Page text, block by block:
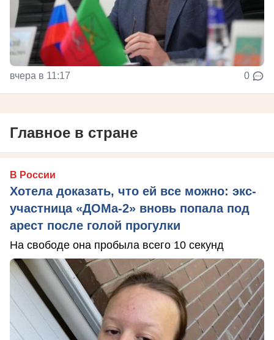
вчера в 11:17 0
Главное в стране
В России
Хотела доказать, что ей все можно: экс-
участница «ДОМа-2» вновь попала под
арест после голой прогулки
На свободе она пробыла всего 10 секунд